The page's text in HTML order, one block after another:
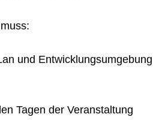
und Entwicklungsumgebung
Tagen der Veranstaltung